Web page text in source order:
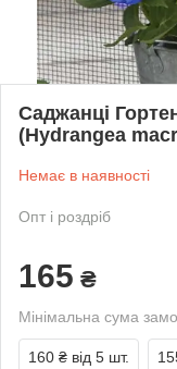
Саджанці
(Hydrangea
Немає в наявності
Опт і роздріб
165 ₴
Мінімальна сума
160 ₴ від 5 шт.